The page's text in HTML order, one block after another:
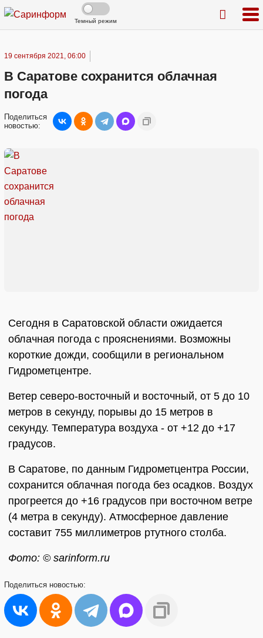
Темный режим
19 сентября 2021, 06:00
В Саратове сохранится облачная
погода
Поделиться
новостью:
Сегодня в Саратовской области ожидается
облачная погода с прояснениями. Возможны
короткие дожди, сообщили в региональном
Гидрометцентре.
Ветер северо-восточный и восточный, от 5 до 10
метров в секунду, порывы до 15 метров в
секунду. Температура воздуха - от +12 до +17
градусов.
В Саратове, по данным Гидрометцентра России,
сохранится облачная погода без осадков. Воздух
прогреется до +16 градусов при восточном ветре
(4 метра в секунду). Атмосферное давление
составит 755 миллиметров ртутного столба.
Фото: © sarinform.ru
Поделиться новостью: